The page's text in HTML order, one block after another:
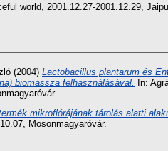
world, 2001.12.27-2001.12.29,
(2004) Lactobacillus plantarum és
biomassza felhasználásával.
In:
mikroflórájának tárolás alatti
Mosonmagyaróvár.